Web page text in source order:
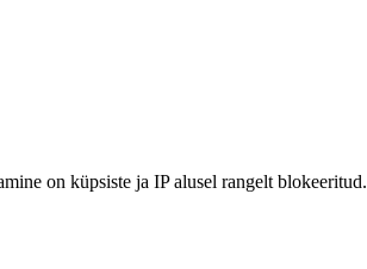
on küpsiste ja IP alusel rangelt blokeeritud.